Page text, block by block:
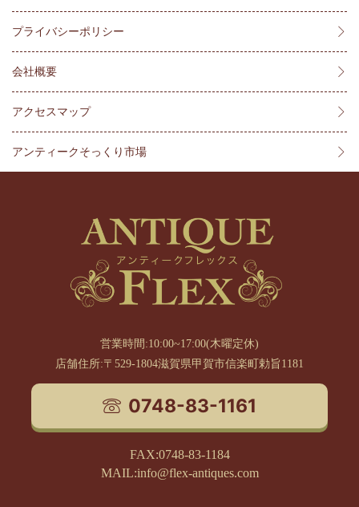
プライバシーポリシー
会社概要
アクセスマップ
アンティークそっくり市場
営業時間:10:00~17:00(木曜定休)
店舗住所:〒529-1804滋賀県甲賀市信楽町勅旨1181
0748-83-1161
FAX:0748-83-1184
MAIL:info@flex-antiques.com